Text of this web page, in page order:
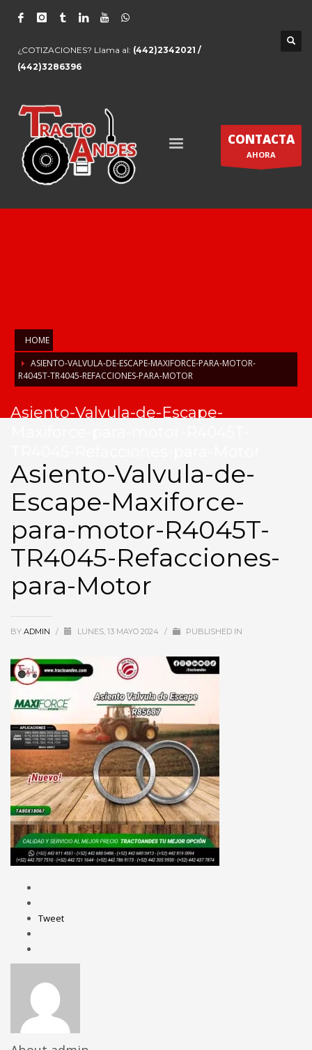
¿COTIZACIONES? Llama al: (442)2342021 /
(442)3286396
CONTACTA
AHORA
HOME
ASIENTO-VALVULA-DE-ESCAPE-MAXIFORCE-PARA-MOTOR-
R4045T-TR4045-REFACCIONES-PARA-MOTOR
Asiento-Valvula-de-Escape-
Asiento-Valvula-de-
Escape-Maxiforce-
para-motor-R4045T-
TR4045-Refacciones-
para-Motor
BY ADMIN / LUNES, 13 MAYO 2024 / PUBLISHED IN
Tweet